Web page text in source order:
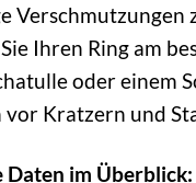
Verschmutzungen
Ihren Ring am
oder einem
vor Kratzern und
Daten im Überblick: